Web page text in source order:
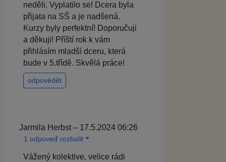
neděli. Vyplatilo se! Dcera byla
přijata na SŠ a je nadšená.
Kurzy byly perfektní! Doporučuji
a děkuji! Příští rok k vám
přihlásím mladší dceru, která
bude v 5.třídě. Skvělá práce!
odpovědět
Jarmila Herbst – 17.5.2024 06:26
1 odpoveď rozbalit
Vážený kolektive, velice rádi